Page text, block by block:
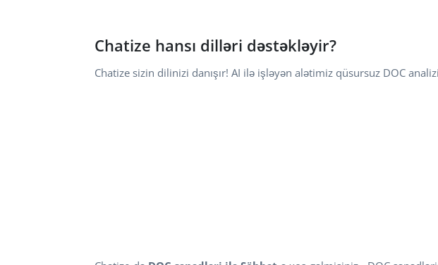
Chatize hansı dilləri dəstəkləyir?
Chatize sizin dilinizi danışır! AI ilə işləyən alətimiz qüsursuz DOC